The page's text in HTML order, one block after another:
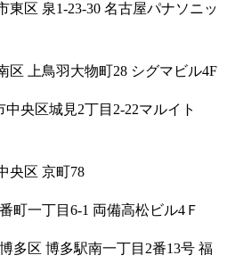
東区 泉1-23-30 名古屋パナソニッ
区 上鳥羽大物町28 シグマビル4F
央区城見2丁目2-22マルイト
央区 京町78
町一丁目6-1 両備高松ビル4Ｆ
多区 博多駅南一丁目2番13号 福